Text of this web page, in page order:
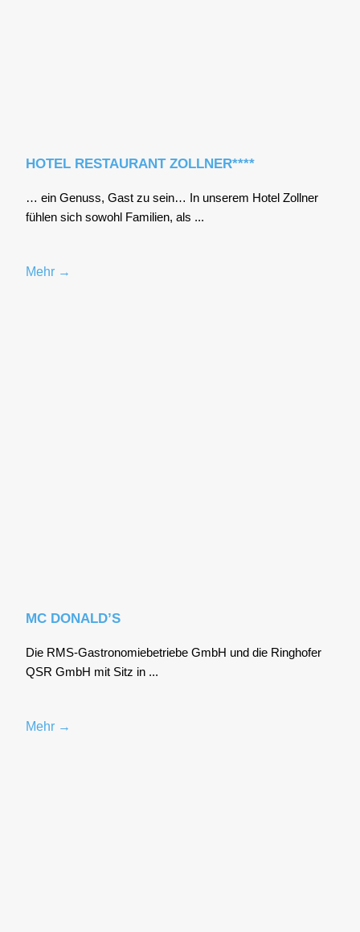
HOTEL RESTAURANT ZOLLNER****
… ein Genuss, Gast zu sein… In unse­rem Hotel Zoll­ner
füh­len sich sowohl Fami­li­en, als ...
Mehr →
MC DONALD’S
Die RMS-Gas­tro­no­mie­be­trie­be GmbH und die Ring­ho­fer
QSR GmbH mit Sitz in ...
Mehr →